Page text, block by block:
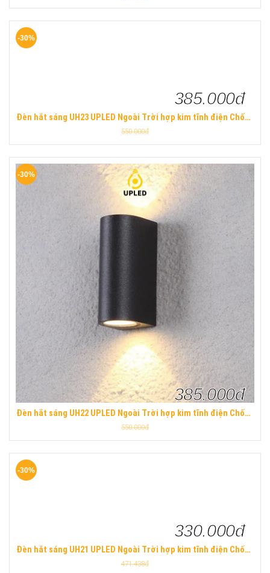
Đèn hắt sáng UH23 UPLED Ngoài Trời hợp kim tĩnh điện Chống
Nước hiện đại
385.000đ
550.000đ
-30%
Đèn hắt sáng UH22 UPLED Ngoài Trời hợp kim tĩnh điện Chống
Nước hiện đại
385.000đ
550.000đ
-30%
Đèn hắt sáng UH21 UPLED Ngoài Trời hợp kim tĩnh điện Chống
Nước hiện đại
330.000đ
471.438đ
-30%